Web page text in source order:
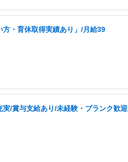
・育休取得実績あり」/月給39
/賞与支給あり/未経験・ブランク歓迎